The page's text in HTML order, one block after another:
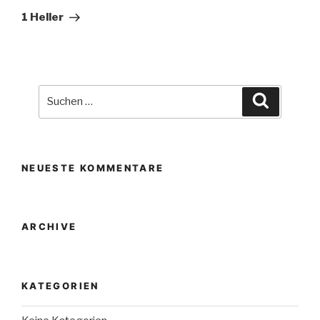
Beitrag
1 Heller
NEUESTE KOMMENTARE
ARCHIVE
KATEGORIEN